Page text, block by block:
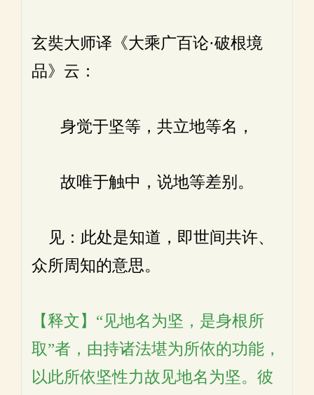
玄奘大师译《大乘广百论·破根境
品》云：
身觉于坚等，共立地等名，
故唯于触中，说地等差别。
见：此处是知道，即世间共许、
众所周知的意思。
【释文】“见地名为坚，是身根所
取”者，由持诸法堪为所依的功能，
以此所依坚性力故见地名为坚。彼